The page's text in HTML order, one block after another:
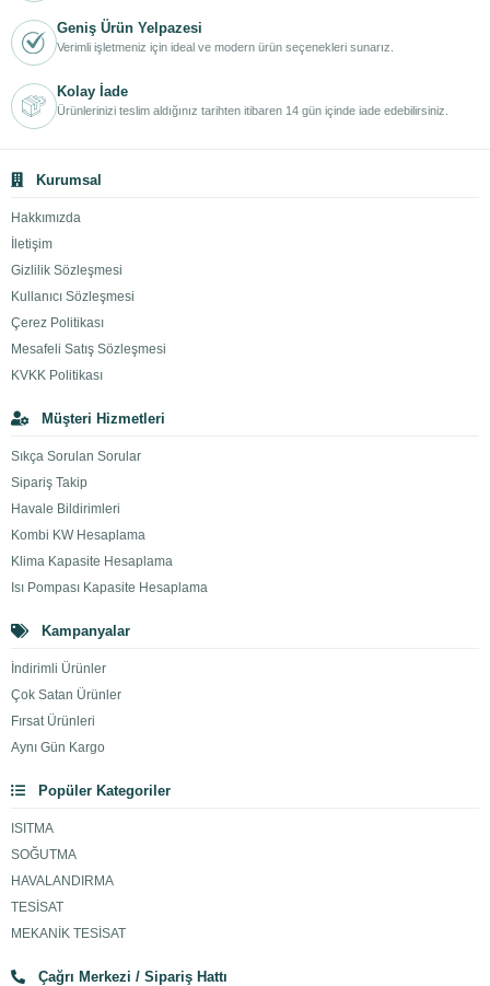
Geniş Ürün Yelpazesi
Verimli işletmeniz için ideal ve modern ürün seçenekleri sunarız.
Kolay İade
Ürünlerinizi teslim aldığınız tarihten itibaren 14 gün içinde iade edebilirsiniz.
Kurumsal
Hakkımızda
İletişim
Gizlilik Sözleşmesi
Kullanıcı Sözleşmesi
Çerez Politikası
Mesafeli Satış Sözleşmesi
KVKK Politikası
Müşteri Hizmetleri
Sıkça Sorulan Sorular
Sipariş Takip
Havale Bildirimleri
Kombi KW Hesaplama
Klima Kapasite Hesaplama
Isı Pompası Kapasite Hesaplama
Kampanyalar
İndirimli Ürünler
Çok Satan Ürünler
Fırsat Ürünleri
Aynı Gün Kargo
Popüler Kategoriler
ISITMA
SOĞUTMA
HAVALANDIRMA
TESİSAT
MEKANİK TESİSAT
Çağrı Merkezi / Sipariş Hattı